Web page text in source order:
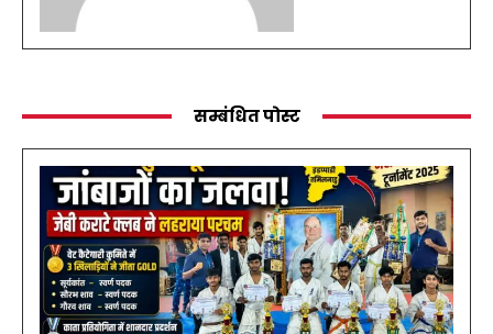
सम्बंधित पोस्ट